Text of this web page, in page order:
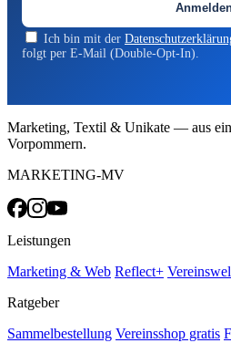
Ich bin mit der
folgt per E-Mail (Double-Opt-In).
Marketing, Textil & Unikate — aus
Vorpommern.
MARKETING-MV
Leistungen
Marketing & Web Reflect+
Ratgeber
Sammelbestellung Vereinsshop gratis